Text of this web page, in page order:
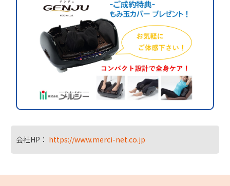
会社HP： https://www.merci-net.co.jp